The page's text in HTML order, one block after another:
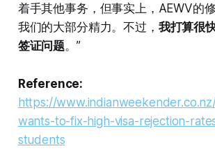
着手其他事务，但事实上，AEWV的
我们的大部分精力。不过， 我打算很
签证问题。”
Reference:
https://
wants-to-fix-high-visa-rejection-
students